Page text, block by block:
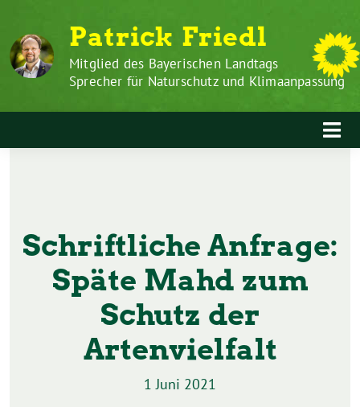
Inhalt
springen
zum
Inhalt
Patrick Friedl
Mitglied des Bayerischen Landtags
Sprecher für Naturschutz und Klimaanpassung
Schriftliche Anfrage:
Späte Mahd zum
Schutz der
Artenvielfalt
1 Juni 2021